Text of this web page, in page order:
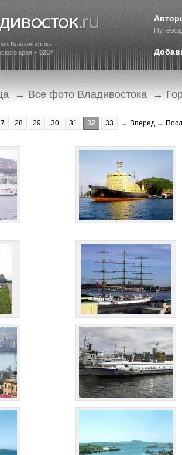
Владивостока
края – 8207
→ Все фото Владивостока →
28 29 30 31 32 33 → Вперед →